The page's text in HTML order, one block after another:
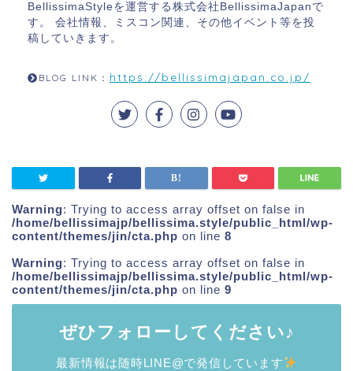
BellissimaStyleを運営する株式会社BellissimaJapanで
す。 会社情報、ミスコン関連、その他イベント等を投
稿していきます。
BLOG LINK： https://bellissimajapan.co.jp/
Warning: Trying to access array offset on false in
/home/bellissimajp/bellissima.style/public_html/wp-
content/themes/jin/cta.php on line 8
Warning: Trying to access array offset on false in
/home/bellissimajp/bellissima.style/public_html/wp-
content/themes/jin/cta.php on line 9
ぜひフォローしてください♪
最新情報は随時LINE@で発信しています